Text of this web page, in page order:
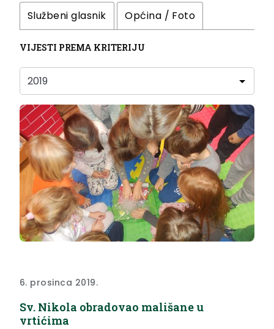
Službeni glasnik Općina / Foto
VIJESTI PREMA KRITERIJU
6. prosinca 2019.
Sv. Nikola obradovao mališane u
vrtićima